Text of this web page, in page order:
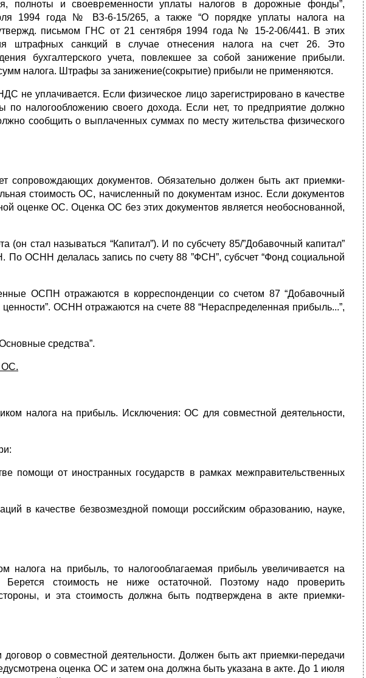
полноты и своевременности уплаты налогов в дорожные фонды”,
1994 года № ВЗ-6-15/265, а также “О порядке уплаты налога на
утвержд. письмом ГНС от 21 сентября 1994 года № 15-2-06/441. В этих
штрафных санкций в случае отнесения налога на счет 26. Это
бухгалтерского учета, повлекшее за собой занижение прибыли.
налога. Штрафы за занижение(сокрытие) прибыли не применяются.
не уплачивается. Если физическое лицо зарегистрировано в качестве
по налогообложению своего дохода. Если нет, то предприятие должно
сообщить о выплаченных суммах по месту жительства физического
сопровождающих документов. Обязательно должен быть акт приемки-
стоимость ОС, начисленный по документам износ. Если документов
оценке ОС. Оценка ОС без этих документов является необоснованной,
(он стал называться “Капитал”). И по субсчету 85/”Добавочный капитал”
ОСНН делалась запись по счету 88 ”ФСН”, субсчет “Фонд социальной
ОСПН отражаются в корреспонденции со счетом 87 “Добавочный
ценности”. ОСНН отражаются на счете 88 “Нераспределенная прибыль...”,
средства”.
ОС.
налога на прибыль. Исключения: ОС для совместной деятельности,
помощи от иностранных государств в рамках межправительственных
в качестве безвозмездной помощи российским образованию, науке,
налога на прибыль, то налогооблагаемая прибыль увеличивается на
Берется стоимость не ниже остаточной. Поэтому надо проверить
и эта стоимость должна быть подтверждена в акте приемки-
о совместной деятельности. Должен быть акт приемки-передачи
оценка ОС и затем она должна быть указана в акте. До 1 июля